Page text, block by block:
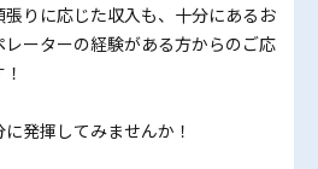
りに応じた収入も、十分にあるお
ーターの経験がある方からのご応
発揮してみませんか！